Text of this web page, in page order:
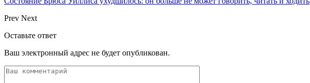
Prev Next
Оставьте ответ
Ваш электронный адрес не будет опубликован.